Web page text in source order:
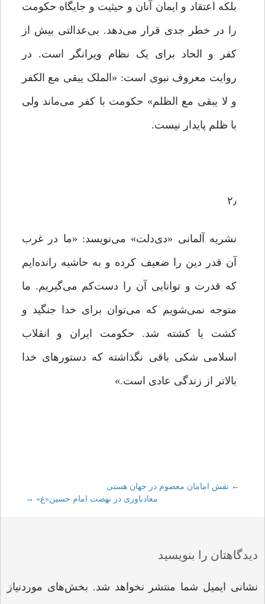
بلکه اعتقاد و ایمان آنان و حیثیت و جایگاه حکومت
را در خطر جدی قرار می‌دهد. بی‌عدالتی بیش از
کفر و الحاد برای یک نظام ویرانگر است. در
روایت معروف نبوی است: «الملک یبقی مع الکفر
و لا یبقی مع الظلم» حکومت با کفر می‌ماند ولی
با ظلم پایدار نیست.
۲٫
نشریه آلمانی «دی‌دلت» می‌نویسد: «ما در غرب
آن قدر دین را ضعیف کرده‌ و به حاشیه رانده‌ایم
که قدرت و توانایی آن را دست‌کم می‌گیریم. ما
متوجه نمی‌شویم که می‌توان برای خدا جنگید و
کشت یا کشته شد. حکومت ایران و انقلاب
اسلامی شکی باقی نگذاشته که دستورهای خدا
بالاتر از زندگی عادی است.»
Post
← نقش امامان معصوم در جهان هستی
معادباوری در نهضت امام حسین«ع» →
دیدگاهتان را بنویسید
نشانی ایمیل شما منتشر نخواهد شد. بخش‌های موردنیاز